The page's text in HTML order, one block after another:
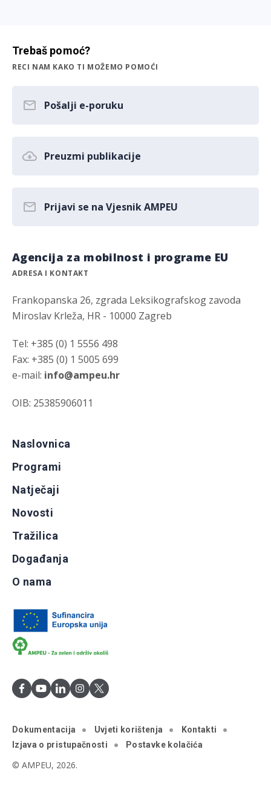
Trebaš pomoć?
RECI NAM KAKO TI MOŽEMO POMOĆI
Pošalji e-poruku
Preuzmi publikacije
Prijavi se na Vjesnik AMPEU
Agencija za mobilnost i programe EU
ADRESA I KONTAKT
Frankopanska 26, zgrada Leksikografskog zavoda
Miroslav Krleža, HR - 10000 Zagreb
Tel: +385 (0) 1 5556 498
Fax: +385 (0) 1 5005 699
e-mail: info@ampeu.hr
OIB: 25385906011
Naslovnica
Programi
Natječaji
Novosti
Tražilica
Događanja
O nama
Dokumentacija Uvjeti korištenja
Kontakti
Izjava o pristupačnosti
Postavke kolačića
© AMPEU, 2026.